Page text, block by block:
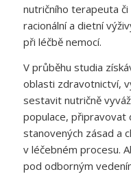
nutričního terapeuta
racionální a dietní
při léčbě nemocí.
V průběhu studia
oblasti zdravotnictví,
sestavit nutričně
populace, připravovat
stanovených zásad a
v léčebném procesu.
pod odborným